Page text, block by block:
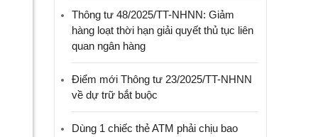
Thông tư 48/2025/TT-NHNN: Giảm
hàng loạt thời hạn giải quyết thủ tục liên
quan ngân hàng
Điểm mới Thông tư 23/2025/TT-NHNN
về dự trữ bắt buộc
Dùng 1 chiếc thẻ ATM phải chịu bao